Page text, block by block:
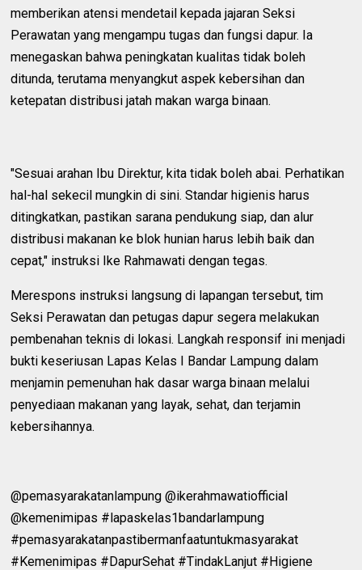
memberikan atensi mendetail kepada jajaran Seksi
Perawatan yang mengampu tugas dan fungsi dapur. Ia
menegaskan bahwa peningkatan kualitas tidak boleh
ditunda, terutama menyangkut aspek kebersihan dan
ketepatan distribusi jatah makan warga binaan.
"Sesuai arahan Ibu Direktur, kita tidak boleh abai. Perhatikan
hal-hal sekecil mungkin di sini. Standar higienis harus
ditingkatkan, pastikan sarana pendukung siap, dan alur
distribusi makanan ke blok hunian harus lebih baik dan
cepat," instruksi Ike Rahmawati dengan tegas.
Merespons instruksi langsung di lapangan tersebut, tim
Seksi Perawatan dan petugas dapur segera melakukan
pembenahan teknis di lokasi. Langkah responsif ini menjadi
bukti keseriusan Lapas Kelas I Bandar Lampung dalam
menjamin pemenuhan hak dasar warga binaan melalui
penyediaan makanan yang layak, sehat, dan terjamin
kebersihannya.
@pemasyarakatanlampung @ikerahmawatiofficial
@kemenimipas #lapaskelas1bandarlampung
#pemasyarakatanpastibermanfaatuntukmasyarakat
#Kemenimipas #DapurSehat #TindakLanjut #Higiene